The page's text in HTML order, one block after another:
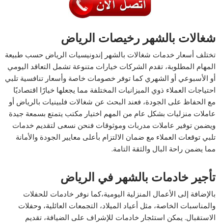
شغالات بالشهر رخيصات الرياض
تختلف أسعار خدمات شغالات بالشهر إندونيسيات الرياض حسب طبيعة
المهام المطلوبة، تقدم الشركات خيارات متنوعة تشمل التعاقد اليومي
أو الأسبوعي أو الشهري كما توفر خصومات خاصة وأسعار تنافسية تلبي
احتياجات العملاء ذوي الميزانيات المختلفة مما يجعلها خيارًا اقتصاديًا
مع الحفاظ على الجودة، فعند البحث عن شغالات فلبينيات بالرياض أو
عاملات منزليات بشكل عام من المهم اختيار مكتب يتمتع بسمعة جيدة
ويضمن توفير عاملات مدربات وموثوقات فنحن نسعى لتقديم خدمات
تلبي توقعات العملاء مع ضمان الالتزام بأعلى معايير الجودة والأمانة
مما يضمن راحة البال والثقة التامة.
تأجير خادمات بالشهر في الرياض
بالإضافة إلى الأعمال المنزلية اليومية،كما نوفر خادمات للحفلات
والمناسبات الخاصة، مثل أعياد الميلاد، التجمعات العائلية، وحفلات
الاستقبال. يمكن استئجار خادمات للإشراف على الضيافة، تقديم